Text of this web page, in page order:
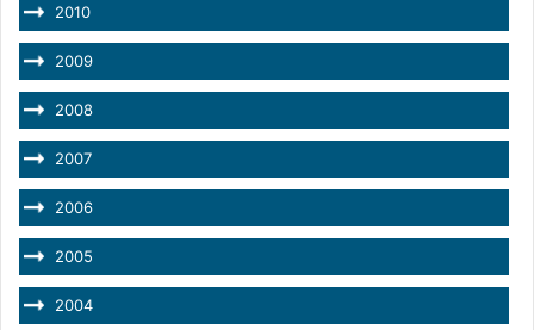
2010
2009
2008
2007
2006
2005
2004